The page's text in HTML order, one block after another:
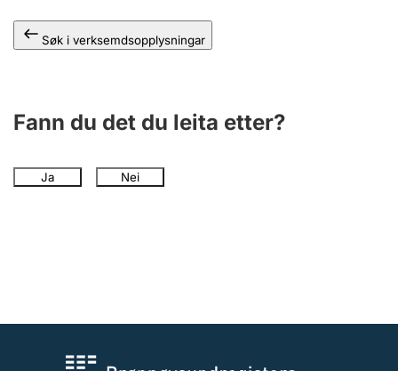
Søk i verksemdsopplysningar
Fann du det du leita etter?
Ja Nei